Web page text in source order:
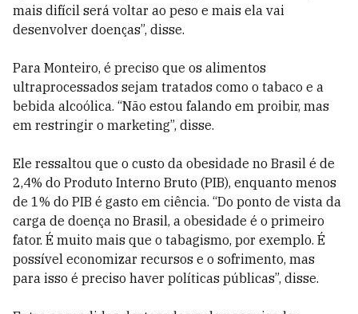
mais difícil será voltar ao peso e mais ela vai
desenvolver doenças”, disse.
Para Monteiro, é preciso que os alimentos
ultraprocessados sejam tratados como o tabaco e a
bebida alcoólica. “Não estou falando em proibir, mas
em restringir o marketing”, disse.
Ele ressaltou que o custo da obesidade no Brasil é de
2,4% do Produto Interno Bruto (PIB), enquanto menos
de 1% do PIB é gasto em ciência. “Do ponto de vista da
carga de doença no Brasil, a obesidade é o primeiro
fator. É muito mais que o tabagismo, por exemplo. É
possível economizar recursos e o sofrimento, mas
para isso é preciso haver políticas públicas”, disse.